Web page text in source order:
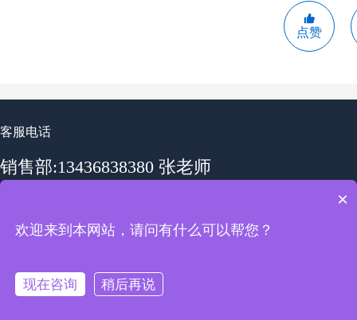
点赞
客服电话
销售部:13436838380 张老师
工作时间：周一至周五 09:00-18:00
×
欢迎来到本网站，请问有什么可以帮您？
现在咨询 稍后再说